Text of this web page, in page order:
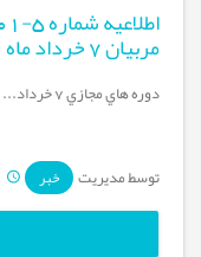
مربيان 7 خرداد ماه 1401
دوره هاي مجازي 7 خرداد...
توسط مدیریت خبر